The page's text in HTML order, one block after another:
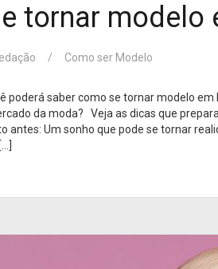
tornar modelo
Como ser Modelo
poderá saber como se tornar modelo
da moda? Veja as dicas que
antes: Um sonho que pode se tornar